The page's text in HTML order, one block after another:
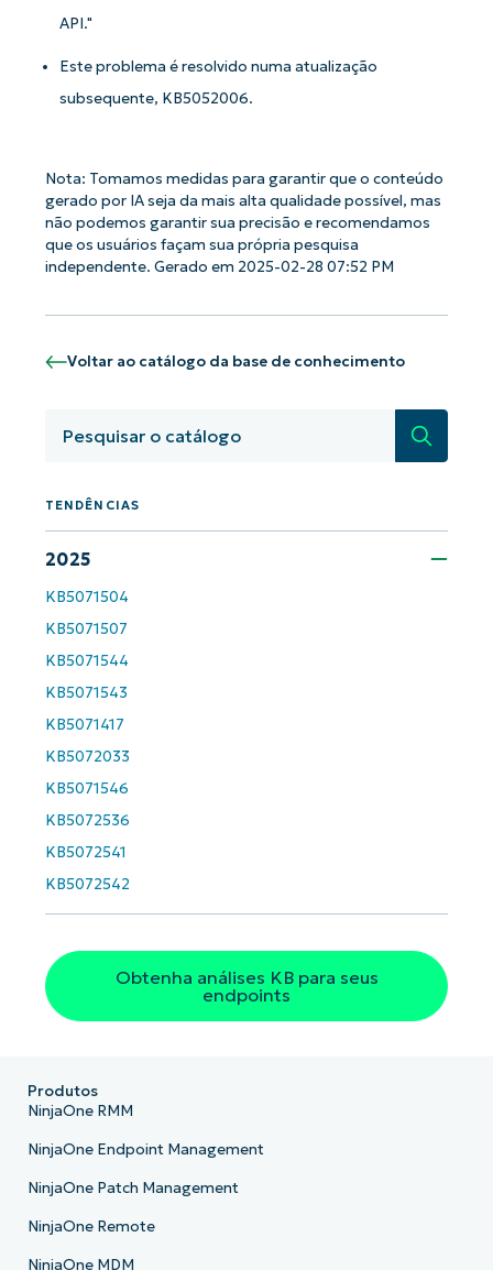
API."
Este problema é resolvido numa atualização
subsequente, KB5052006.
Nota: Tomamos medidas para garantir que o conteúdo
gerado por IA seja da mais alta qualidade possível, mas
não podemos garantir sua precisão e recomendamos
que os usuários façam sua própria pesquisa
independente. Gerado em 2025-02-28 07:52 PM
Voltar ao catálogo da base de conhecimento
TENDÊNCIAS
2025
KB5071504
KB5071507
KB5071544
KB5071543
KB5071417
KB5072033
KB5071546
KB5072536
KB5072541
KB5072542
Obtenha análises KB para seus
endpoints
Comece a usar as análises de KB
orientadas por IA do NinjaOne!
and
last
name*
email*
Phone
Company
Produtos
NinjaOne RMM
NinjaOne Endpoint Management
NinjaOne Patch Management
NinjaOne Remote
NinjaOne MDM